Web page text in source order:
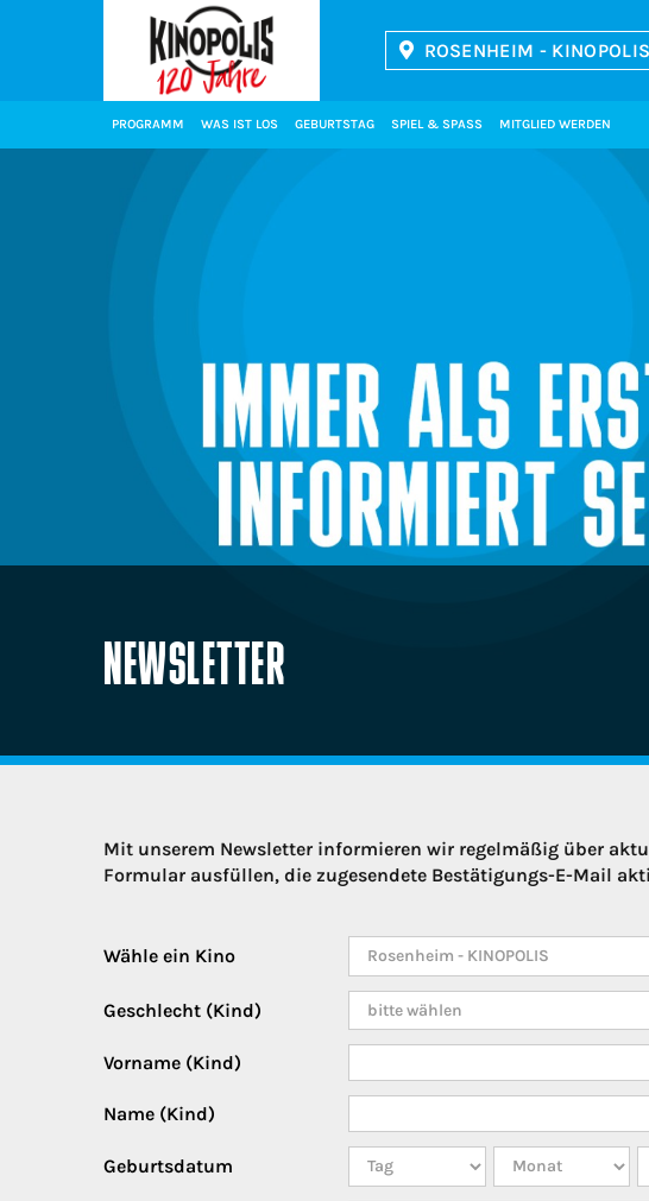
ROSENHEIM - KINOPOLIS
PROGRAMM WAS IST LOS GEBURTSTAG SPIEL & SPASS MITGLIED WERDEN
NEWSLETTER
Mit unserem Newsletter informieren wir regelmäßig über
Formular ausfüllen, die zugesendete Bestätigungs-E-Mail
Wähle ein Kino
Geschlecht (Kind)
Vorname (Kind)
Name (Kind)
Geburtsdatum